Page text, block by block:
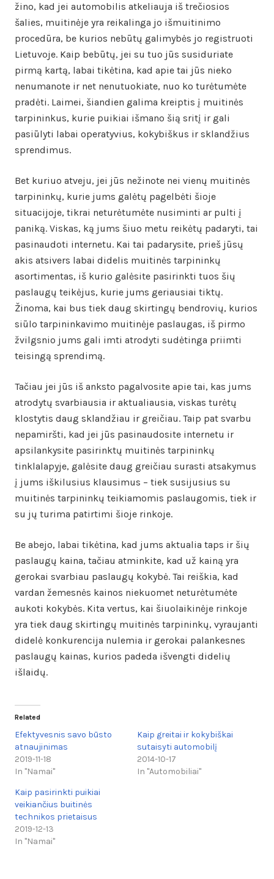
žino, kad jei automobilis atkeliauja iš trečiosios
šalies, muitinėje yra reikalinga jo išmuitinimo
procedūra, be kurios nebūtų galimybės jo registruoti
Lietuvoje. Kaip bebūtų, jei su tuo jūs susiduriate
pirmą kartą, labai tikėtina, kad apie tai jūs nieko
nenumanote ir net nenutuokiate, nuo ko turėtumėte
pradėti. Laimei, šiandien galima kreiptis į muitinės
tarpininkus, kurie puikiai išmano šią sritį ir gali
pasiūlyti labai operatyvius, kokybiškus ir sklandžius
sprendimus.
Bet kuriuo atveju, jei jūs nežinote nei vienų muitinės
tarpininkų, kurie jums galėtų pagelbėti šioje
situacijoje, tikrai neturėtumėte nusiminti ar pulti į
paniką. Viskas, ką jums šiuo metu reikėtų padaryti, tai
pasinaudoti internetu. Kai tai padarysite, prieš jūsų
akis atsivers labai didelis muitinės tarpininkų
asortimentas, iš kurio galėsite pasirinkti tuos šių
paslaugų teikėjus, kurie jums geriausiai tiktų.
Žinoma, kai bus tiek daug skirtingų bendrovių, kurios
siūlo tarpininkavimo muitinėje paslaugas, iš pirmo
žvilgsnio jums gali imti atrodyti sudėtinga priimti
teisingą sprendimą.
Tačiau jei jūs iš anksto pagalvosite apie tai, kas jums
atrodytų svarbiausia ir aktualiausia, viskas turėtų
klostytis daug sklandžiau ir greičiau. Taip pat svarbu
nepamiršti, kad jei jūs pasinaudosite internetu ir
apsilankysite pasirinktų muitinės tarpininkų
tinklalapyje, galėsite daug greičiau surasti atsakymus
į jums iškilusius klausimus – tiek susijusius su
muitinės tarpininkų teikiamomis paslaugomis, tiek ir
su jų turima patirtimi šioje rinkoje.
Be abejo, labai tikėtina, kad jums aktualia taps ir šių
paslaugų kaina, tačiau atminkite, kad už kainą yra
gerokai svarbiau paslaugų kokybė. Tai reiškia, kad
vardan žemesnės kainos niekuomet neturėtumėte
aukoti kokybės. Kita vertus, kai šiuolaikinėje rinkoje
yra tiek daug skirtingų muitinės tarpininkų, vyraujanti
didelė konkurencija nulemia ir gerokai palankesnes
paslaugų kainas, kurios padeda išvengti didelių
išlaidų.
Related
Efektyvesnis savo būsto
atnaujinimas
2019-11-18
In "Namai"
Kaip greitai ir kokybiškai
sutaisyti automobilį
2014-10-17
In "Automobiliai"
Kaip pasirinkti puikiai
veikiančius buitinės
technikos prietaisus
2019-12-13
In "Namai"